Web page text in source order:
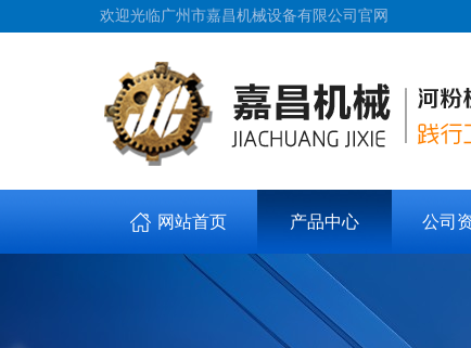
欢迎光临广州市嘉昌机械设备有限公司官网
网站首页 产品中心 公司